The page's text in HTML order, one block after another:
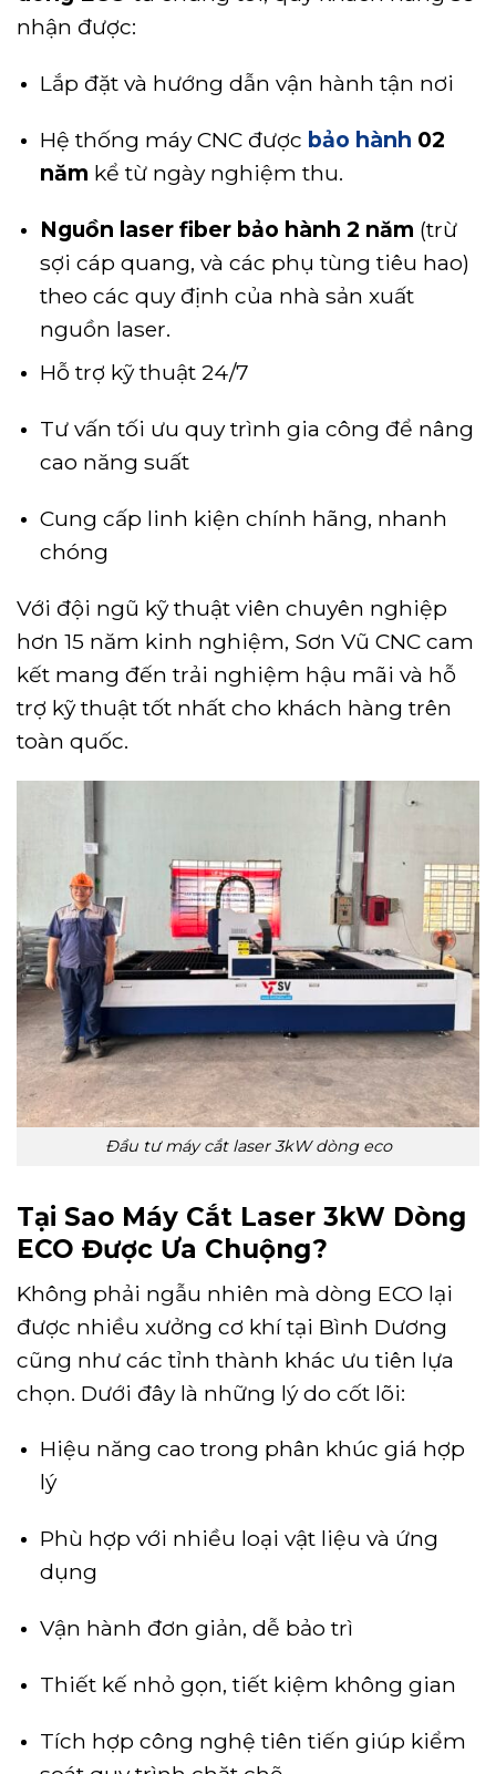
nhận được:
Lắp đặt và hướng dẫn vận hành tận nơi
Hệ thống máy CNC được bảo hành 02
năm kể từ ngày nghiệm thu.
Nguồn laser fiber bảo hành 2 năm (trừ
sợi cáp quang, và các phụ tùng tiêu hao)
theo các quy định của nhà sản xuất
nguồn laser.
Hỗ trợ kỹ thuật 24/7
Tư vấn tối ưu quy trình gia công để nâng
cao năng suất
Cung cấp linh kiện chính hãng, nhanh
chóng
Với đội ngũ kỹ thuật viên chuyên nghiệp
hơn 15 năm kinh nghiệm, Sơn Vũ CNC cam
kết mang đến trải nghiệm hậu mãi và hỗ
trợ kỹ thuật tốt nhất cho khách hàng trên
toàn quốc.
Đầu tư máy cắt laser 3kW dòng eco
Tại Sao Máy Cắt Laser 3kW Dòng
ECO Được Ưa Chuộng?
Không phải ngẫu nhiên mà dòng ECO lại
được nhiều xưởng cơ khí tại Bình Dương
cũng như các tỉnh thành khác ưu tiên lựa
chọn. Dưới đây là những lý do cốt lõi:
Hiệu năng cao trong phân khúc giá hợp
lý
Phù hợp với nhiều loại vật liệu và ứng
dụng
Vận hành đơn giản, dễ bảo trì
Thiết kế nhỏ gọn, tiết kiệm không gian
Tích hợp công nghệ tiên tiến giúp kiểm